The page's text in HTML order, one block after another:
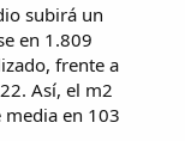
subirá un
en 1.809
frente a
Así, el m2
media en 103